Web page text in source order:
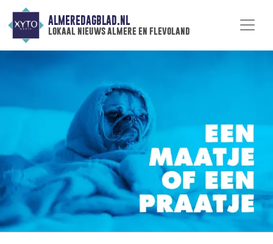
ALMEREDAGBLAD.NL
lokaal nieuws almere en flevoland